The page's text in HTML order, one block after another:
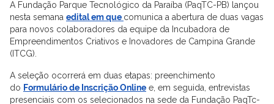
A Fundação Parque Tecnológico da Paraíba (PaqTC-PB) lançou
nesta semana edital em que comunica a abertura de duas vagas
para novos colaboradores da equipe da Incubadora de
Empreendimentos Criativos e Inovadores de Campina Grande
(ITCG).
A seleção ocorrerá em duas etapas: preenchimento
do Formulário de Inscrição Online e, em seguida, entrevistas
presenciais com os selecionados na sede da Fundação PaqTc-